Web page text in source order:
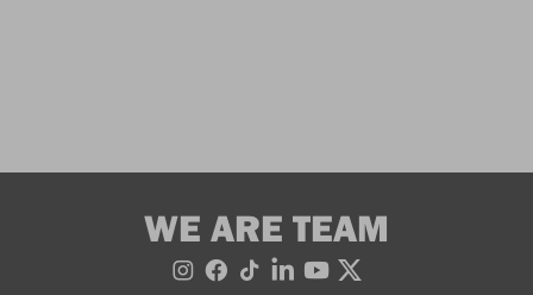
WE ARE TEAM